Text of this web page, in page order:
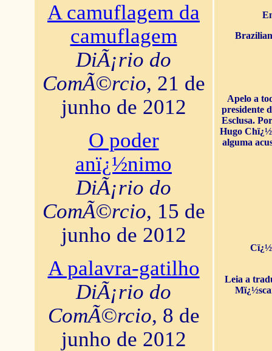
A camuflagem da
camuflagem
DiÃ¡rio do
ComÃ©rcio, 21 de
junho de 2012
O poder
anï¿½nimo
DiÃ¡rio do
ComÃ©rcio, 15 de
junho de 2012
A palavra-gatilho
DiÃ¡rio do
ComÃ©rcio, 8 de
junho de 2012
Apelo a
presidente
Esclusa.
Hugo
alguma
Leia a